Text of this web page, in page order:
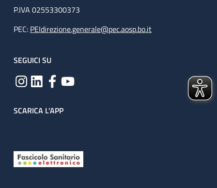
P.IVA 02553300373
PEC: PEIdirezione.generale@pec.aosp.bo.it
SEGUICI SU
SCARICA L'APP